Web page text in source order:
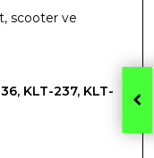
scooter ve
KLT-237, KLT-